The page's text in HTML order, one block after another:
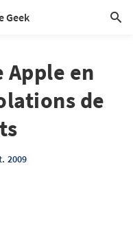
Geek
Apple en
de
2009